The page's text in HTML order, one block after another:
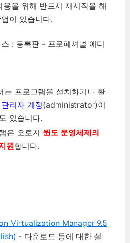
용을 위해 반드시 재시작을 해
이 있습니다.
: 등록판 - 프로페셔널 에디
는 프로그램을 설치하거나 활
관리자 계정(administrator)이
있습니다.
은 오로지 윈도 운영체제의
원합니다.
Virtualization Manager 9.5
- 다운로드 등에 대한 설